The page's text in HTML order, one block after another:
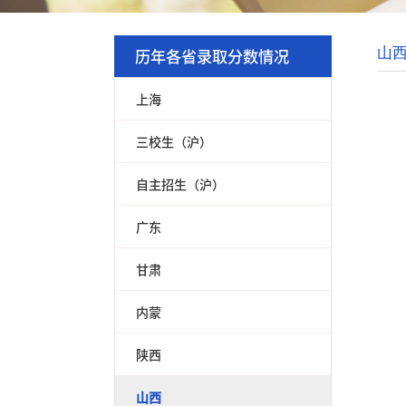
历年各省录取分数情况
上海
三校生（沪）
自主招生（沪）
广东
甘肃
内蒙
陕西
山西
山